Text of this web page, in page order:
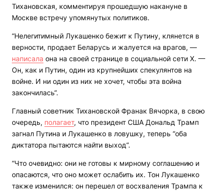
Тихановская, комментируя прошедшую накануне в
Москве встречу упомянутых политиков.
“Нелегитимный Лукашенко бежит к Путину, клянется в
верности, продает Беларусь и жалуется на врагов, —
написала она на своей странице в социальной сети Х. —
Он, как и Путин, один из крупнейших спекулянтов на
войне. И ни один из них не хочет, чтобы эта война
закончилась“.
Главный советник Тихановской Франак Вячорка, в свою
очередь, полагает, что президент США Дональд Трамп
загнал Путина и Лукашенко в ловушку, теперь “оба
диктатора пытаются найти выход“.
“Что очевидно: они не готовы к мирному соглашению и
опасаются, что оно может ослабить их. Тон Лукашенко
также изменился: он перешел от восхваления Трампа к